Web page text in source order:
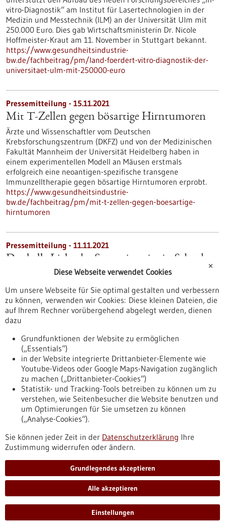
vitro-Diagnostik“ am Institut für Lasertechnologien in der
Medizin und Messtechnik (ILM) an der Universität Ulm mit
250.000 Euro. Dies gab Wirtschaftsministerin Dr. Nicole
Hoffmeister-Kraut am 11. November in Stuttgart bekannt.
https://www.gesundheitsindustrie-
bw.de/fachbeitrag/pm/land-foerdert-vitro-diagnostik-der-
universitaet-ulm-mit-250000-euro
Pressemitteilung - 15.11.2021
Mit T-Zellen gegen bösartige Hirntumoren
Ärzte und Wissenschaftler vom Deutschen
Krebsforschungszentrum (DKFZ) und von der Medizinischen
Fakultät Mannheim der Universität Heidelberg haben in
einem experimentellen Modell an Mäusen erstmals
erfolgreich eine neoantigen-spezifische transgene
Immunzelltherapie gegen bösartige Hirntumoren erprobt.
https://www.gesundheitsindustrie-
bw.de/fachbeitrag/pm/mit-t-zellen-gegen-boesartige-
hirntumoren
Pressemitteilung - 11.11.2021
Das helle Licht der Sonne ist wie ein Schock
Kinder, die erst nach langen Jahren der Blindheit operiert
gebrauchen. Wie das Gehirn dabei die neuen visuellen Signale
mit den Informationen der anderen Sinne integriert, hat ein
deutsch-israelisches Forschungsteam untersucht.
https://www.gesundheitsindustrie-
bw.de/fachbeitrag/pm/das-helle-licht-der-sonne-ist-wie-ein-
schock
Pressemitteilung - 12.11.2021
Bispezifischer Antikörper gegen Prostatakrebs
zeigt erste positive Ergebnisse
Das Prostatakarzinom gilt als die zweithäufigste
das Prostatakarzinom bislang auch nicht heilbar. Um die
Erkrankung jedoch effektiv zu behandeln und bei Betroffenen
eine deutliche und langfristige Verbesserung zu erreichen,
hat ein Forschungsteam der KKE Translationale Immunologie
der Medizinischen Universitätsklinik Tübingen einen
bispezifischen Antikörper entwickelt.
https://www.gesundheitsindustrie-
bw.de/fachbeitrag/pm/bispezifischer-antikoerper-gegen-
prostatakrebs-zeigt-erste-positive-ergebnisse-1
✕
Diese Webseite verwendet Cookies
Um unsere Webseite für Sie optimal gestalten und verbessern
zu können, verwenden wir Cookies: Diese kleinen Dateien, die
auf Ihrem Rechner vorübergehend abgelegt werden, dienen
dazu
Grundfunktionen der Website zu ermöglichen
(„Essentials“)
in der Website integrierte Drittanbieter-Elemente wie
Youtube-Videos oder Google Maps-Navigation zugänglich
zu machen („Drittanbieter-Cookies“)
Statistik- und Tracking-Tools betreiben zu können um zu
verstehen, wie Seitenbesucher die Website benutzen und
um Optimierungen für Sie umsetzen zu können
(„Analyse-Cookies“).
Sie können jeder Zeit in der Datenschutzerklärung Ihre
Zustimmung widerrufen oder ändern.
Grundlegendes akzeptieren
Alle akzeptieren
Einstellungen